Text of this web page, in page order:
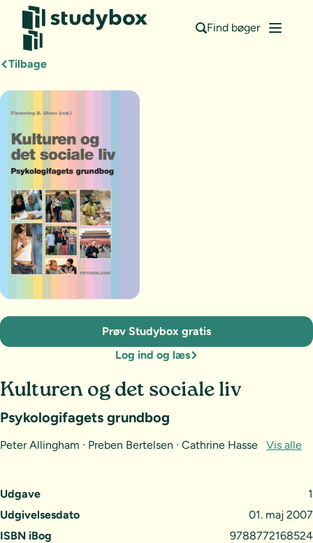
Find bøger
Tilbage
Udgave
1
Udgivelsesdato
01. maj 2007
ISBN iBog
9788772168524
Kulturen og det sociale liv
Psykologifagets grundbog
Peter Allingham · Preben Bertelsen · Cathrine Hasse Vis alle
Prøv Studybox gratis
Log ind og læs